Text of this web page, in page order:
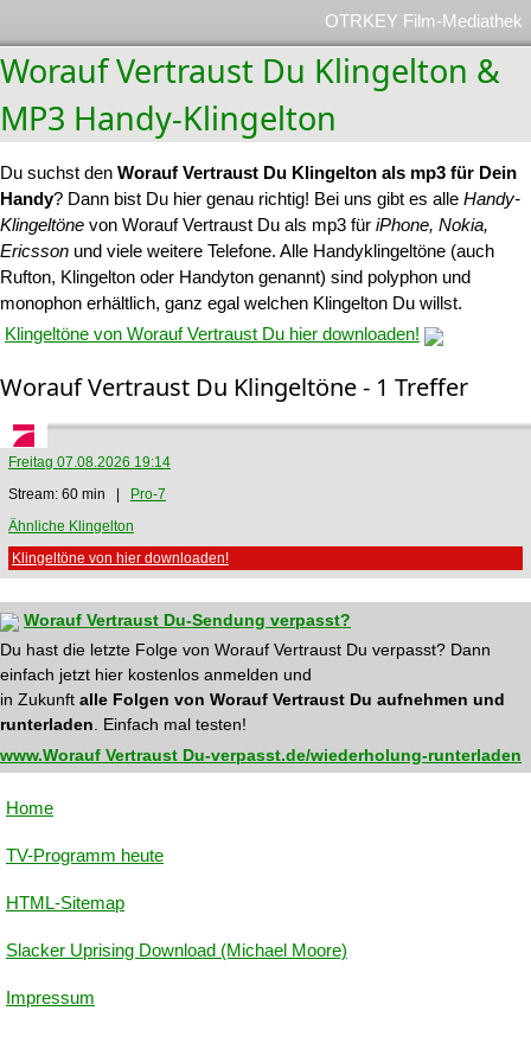
OTRKEY Film-Mediathek
Worauf Vertraust Du Klingelton &
MP3 Handy-Klingelton
Du suchst den Worauf Vertraust Du Klingelton als mp3 für Dein
Handy? Dann bist Du hier genau richtig! Bei uns gibt es alle Handy-
Klingeltöne von Worauf Vertraust Du als mp3 für iPhone, Nokia,
Ericsson und viele weitere Telefone. Alle Handyklingeltöne (auch
Rufton, Klingelton oder Handyton genannt) sind polyphon und
monophon erhältlich, ganz egal welchen Klingelton Du willst.
Klingeltöne von Worauf Vertraust Du hier downloaden!
Worauf Vertraust Du Klingeltöne - 1 Treffer
Freitag 07.08.2026 19:14
Stream: 60 min |
Pro-7
Ähnliche Klingelton
Klingeltöne von hier downloaden!
Worauf Vertraust Du-Sendung verpasst?
Du hast die letzte Folge von Worauf Vertraust Du verpasst? Dann
einfach jetzt hier kostenlos anmelden und
in Zukunft alle Folgen von Worauf Vertraust Du aufnehmen und
runterladen . Einfach mal testen!
www.Worauf Vertraust Du-verpasst.de/wiederholung-runterladen
Home
TV-Programm heute
HTML-Sitemap
Slacker Uprising Download (Michael Moore)
Impressum